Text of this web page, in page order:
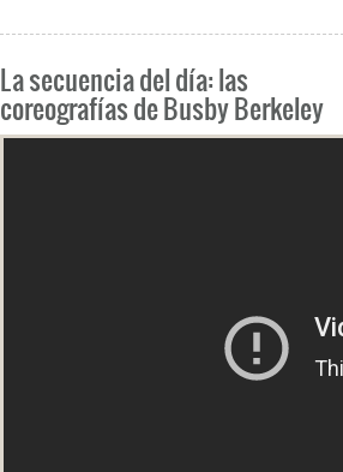
La secuencia del día: las
coreografías de Busby Berkeley